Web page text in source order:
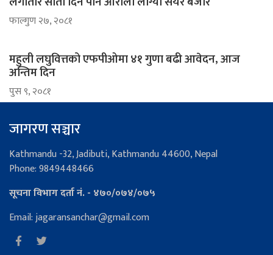
फाल्गुण २७, २०८१
महुली लघुवित्तको एफपीओमा ४१ गुणा बढी आवेदन, आज
अन्तिम दिन
पुस ९, २०८१
जागरण सञ्चार
Kathmandu -32, Jadibuti, Kathmandu 44600, Nepal
Phone: 9849448466
सूचना विभाग दर्ता नं. - ४७०/०७४/०७५
Email: jagaransanchar@gmail.com